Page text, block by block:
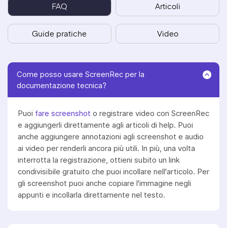
FAQ Articoli
Guide pratiche Video
Come posso usare ScreenRec per la
documentazione tecnica?
Puoi fare screenshot o registrare video con ScreenRec
e aggiungerli direttamente agli articoli di help. Puoi
anche aggiungere annotazioni agli screenshot e audio
ai video per renderli ancora più utili. In più, una volta
interrotta la registrazione, ottieni subito un link
condivisibile gratuito che puoi incollare nell'articolo. Per
gli screenshot puoi anche copiare l'immagine negli
appunti e incollarla direttamente nel testo.